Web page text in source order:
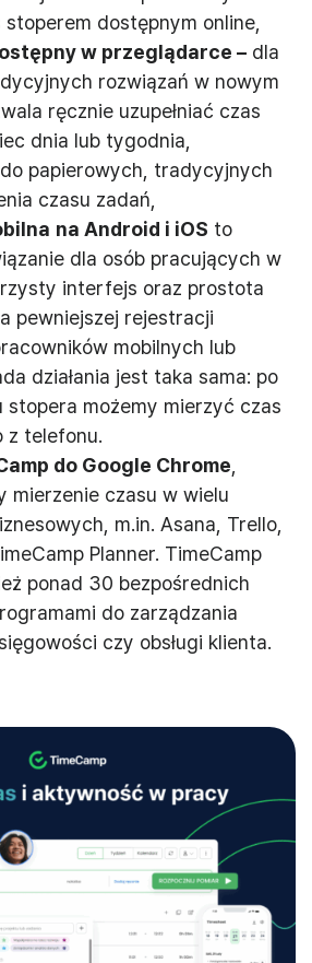
dostępnym online,
w przeglądarce – dla
rozwiązań w nowym
ręcznie uzupełniać czas
dnia lub tygodnia,
papierowych, tradycyjnych
czasu zadań,
na Android i iOS to
dla osób pracujących w
interfejs oraz prostota
pewniejszej rejestracji
mobilnych lub
działania jest taka sama: po
stopera możemy mierzyć czas
z telefonu.
do Google Chrome
mierzenie czasu w wielu
m.in. Asana, Trello,
Planner. TimeCamp
ponad 30 bezpośrednich
do zarządzania
czy obsługi klienta.